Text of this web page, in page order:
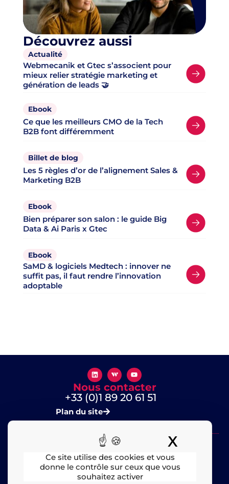
Ce site utilise des cookies et vous
donne le contrôle sur ceux que vous
souhaitez activer
X
Découvrez aussi
Actualité
Webmecanik et Gtec s’associent pour
mieux relier stratégie marketing et
génération de leads 🤝
Ebook
Ce que les meilleurs CMO de la Tech
B2B font différemment
Billet de blog
Les 5 règles d’or de l’alignement Sales &
Marketing B2B
Ebook
Bien préparer son salon : le guide Big
Data & Ai Paris x Gtec
Ebook
SaMD & logiciels Medtech : innover ne
suffit pas, il faut rendre l’innovation
adoptable
Nous contacter
+33 (0)1 89 20 61 51
Plan du site
​ – © 2025 All rights Reserved